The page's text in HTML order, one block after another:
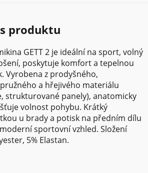
produktu
GETT 2 je ideální na sport, volný
poskytuje komfort a tepelnou
Vyrobena z prodyšného,
a hřejivého materiálu
strukturované panely), anatomicky
volnost pohybu. Krátký
u brady a potisk na předním dílu
sportovní vzhled. Složení
5% Elastan.